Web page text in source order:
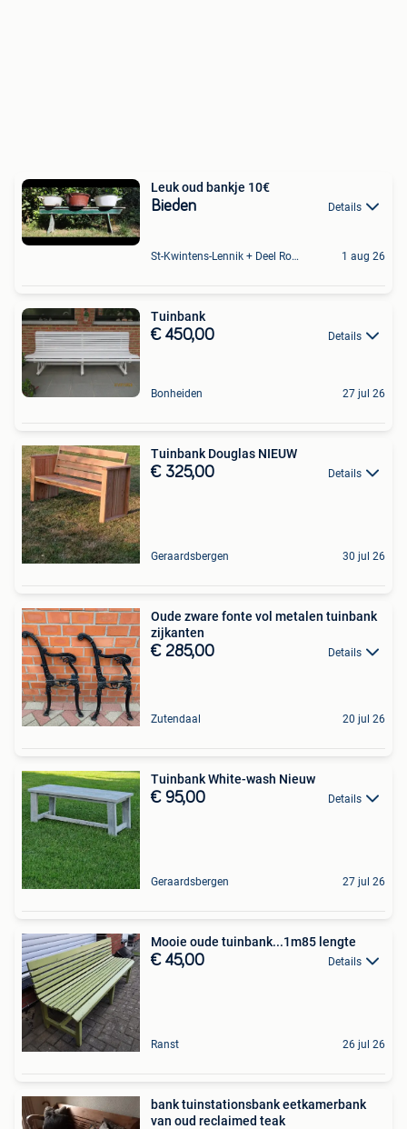
Leuk oud bankje 10€
Bieden Details
St-Kwintens-Lennik + Deel Roosdaal 1 aug 26
Tuinbank
€ 450,00 Details
Bonheiden 27 jul 26
Tuinbank Douglas NIEUW
€ 325,00 Details
Geraardsbergen 30 jul 26
Oude zware fonte vol metalen tuinbank
zijkanten
€ 285,00 Details
Zutendaal 20 jul 26
Tuinbank White-wash Nieuw
€ 95,00 Details
Geraardsbergen 27 jul 26
Mooie oude tuinbank...1m85 lengte
€ 45,00 Details
Ranst 26 jul 26
bank tuinstationsbank eetkamerbank
van oud reclaimed teak